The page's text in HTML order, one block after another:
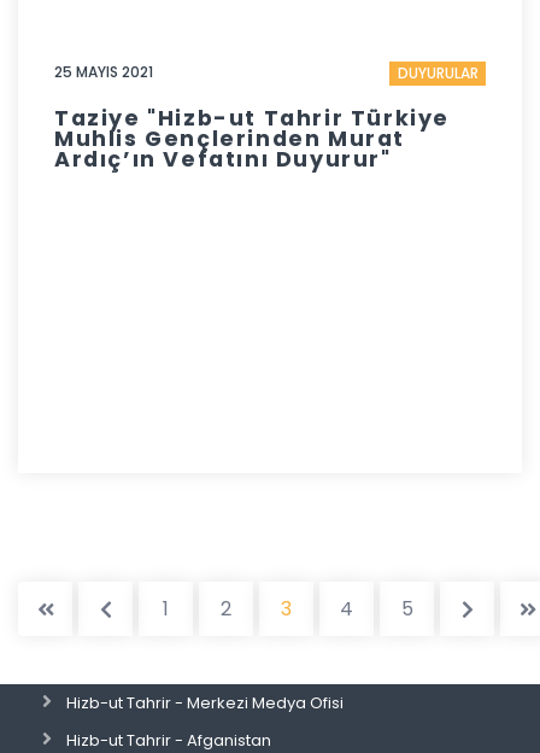
25 MAYIS 2021 DUYURULAR
Taziye "Hizb-ut Tahrir Türkiye
Muhlis Gençlerinden Murat
Ardıç’ın Vefatını Duyurur"
1 2 3 4 5
Hizb-ut Tahrir - Merkezi Medya Ofisi
Hizb-ut Tahrir - Afganistan